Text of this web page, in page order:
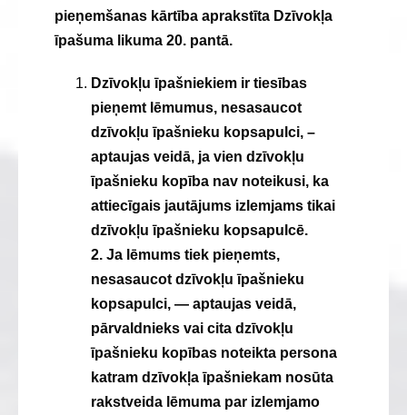
pieņemšanas kārtība aprakstīta Dzīvokļa
īpašuma likuma 20. pantā.
Dzīvokļu īpašniekiem ir tiesības
pieņemt lēmumus, nesasaucot
dzīvokļu īpašnieku kopsapulci, –
aptaujas veidā, ja vien dzīvokļu
īpašnieku kopība nav noteikusi, ka
attiecīgais jautājums izlemjams tikai
dzīvokļu īpašnieku kopsapulcē.
2. Ja lēmums tiek pieņemts,
nesasaucot dzīvokļu īpašnieku
kopsapulci, — aptaujas veidā,
pārvaldnieks vai cita dzīvokļu
īpašnieku kopības noteikta persona
katram dzīvokļa īpašniekam nosūta
rakstveida lēmuma par izlemjamo